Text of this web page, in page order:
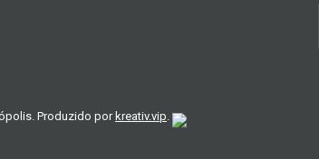
Produzido por kreativ.vip